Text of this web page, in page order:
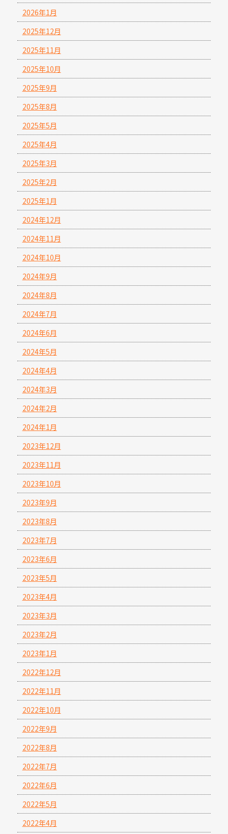
2026年1月
2025年12月
2025年11月
2025年10月
2025年9月
2025年8月
2025年5月
2025年4月
2025年3月
2025年2月
2025年1月
2024年12月
2024年11月
2024年10月
2024年9月
2024年8月
2024年7月
2024年6月
2024年5月
2024年4月
2024年3月
2024年2月
2024年1月
2023年12月
2023年11月
2023年10月
2023年9月
2023年8月
2023年7月
2023年6月
2023年5月
2023年4月
2023年3月
2023年2月
2023年1月
2022年12月
2022年11月
2022年10月
2022年9月
2022年8月
2022年7月
2022年6月
2022年5月
2022年4月